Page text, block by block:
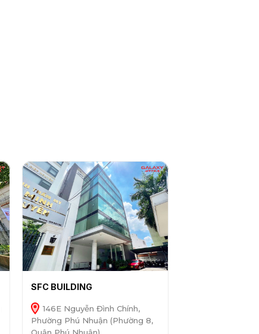
SFC BUILDING
146E Nguyễn Đình Chính,
Phường Phú Nhuận (Phường 8,
Quận Phú Nhuận)